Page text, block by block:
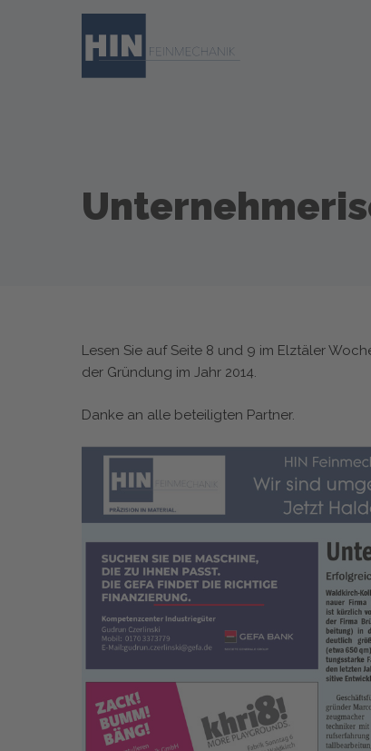
Lesen Sie auf Seite 8 und 9 im Elztäler
der Gründung im Jahr 2014.
Danke an alle beteiligten Partner.